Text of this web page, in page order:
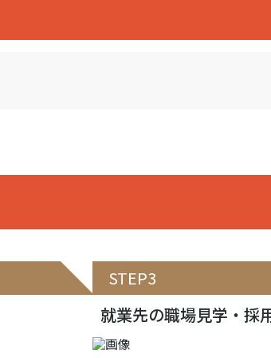
STEP3
就業先の職場見学・採